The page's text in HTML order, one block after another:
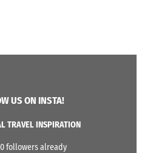
US ON INSTA!
TRAVEL INSPIRATION
followers already